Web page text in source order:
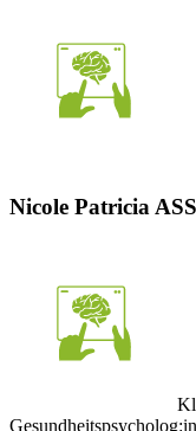
Nicole Patricia
Gesundheitspsycholog:in